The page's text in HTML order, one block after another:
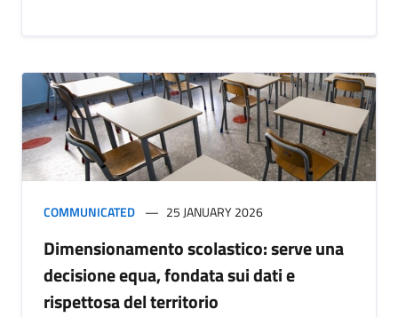
COMMUNICATED 25 JANUARY 2026
Dimensionamento scolastico: serve una
decisione equa, fondata sui dati e
rispettosa del territorio